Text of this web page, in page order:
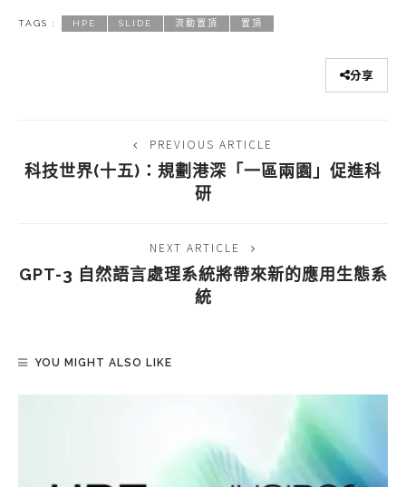
TAGS : HPE SLIDE 流動置頂 置頂
分享
PREVIOUS ARTICLE
科技世界(十五)：規劃港深「一區兩園」促進科
研
NEXT ARTICLE
GPT-3 自然語言處理系統將帶來新的應用生態系
統
YOU MIGHT ALSO LIKE